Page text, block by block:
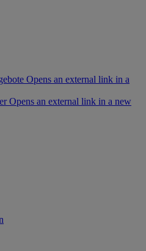
Opens an external link in a
Opens an external link in a new